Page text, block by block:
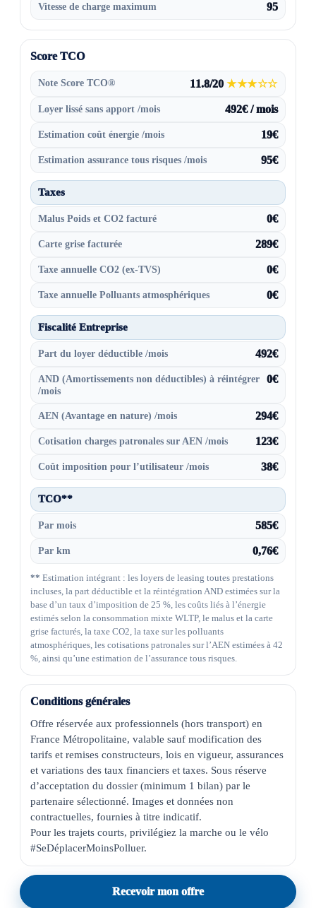
Vitesse de charge maximum 95
Score TCO
Note Score TCO® 11.8/20★★★☆☆
Loyer lissé sans apport /mois 492€ / mois
Estimation coût énergie /mois 19€
Estimation assurance tous risques /mois 95€
Taxes
Malus Poids et CO2 facturé 0€
Carte grise facturée 289€
Taxe annuelle CO2 (ex-TVS) 0€
Taxe annuelle Polluants atmosphériques 0€
Fiscalité Entreprise
Part du loyer déductible /mois 492€
AND (Amortissements non déductibles) à réintégrer
/mois
0€
AEN (Avantage en nature) /mois 294€
Cotisation charges patronales sur AEN /mois 123€
Coût imposition pour l’utilisateur /mois 38€
TCO**
Par mois 585€
Par km 0,76€
** Estimation intégrant : les loyers de leasing toutes prestations
incluses, la part déductible et la réintégration AND estimées sur la
base d’un taux d’imposition de 25 %, les coûts liés à l’énergie
estimés selon la consommation mixte WLTP, le malus et la carte
grise facturés, la taxe CO2, la taxe sur les polluants
atmosphériques, les cotisations patronales sur l’AEN estimées à 42
%, ainsi qu’une estimation de l’assurance tous risques.
Conditions générales
Offre réservée aux professionnels (hors transport) en
France Métropolitaine, valable sauf modification des
tarifs et remises constructeurs, lois en vigueur, assurances
et variations des taux financiers et taxes. Sous réserve
d’acceptation du dossier (minimum 1 bilan) par le
partenaire sélectionné. Images et données non
contractuelles, fournies à titre indicatif.
Pour les trajets courts, privilégiez la marche ou le vélo
#SeDéplacerMoinsPolluer.
Recevoir mon offre